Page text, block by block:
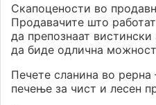
Скапоцености во
Продавачите што
да препознаат
да биде одлична
Печете сланина во рерна
печење за чист и лесен